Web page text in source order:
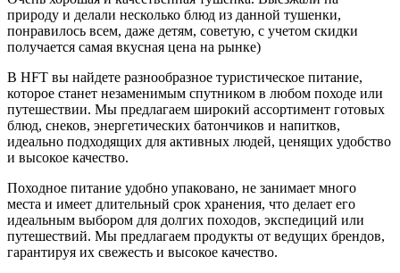
природу и делали несколько блюд из данной тушенки,
понравилось всем, даже детям, советую, с учетом скидки
получается самая вкусная цена на рынке)
В HFT вы найдете разнообразное туристическое питание,
которое станет незаменимым спутником в любом походе или
путешествии. Мы предлагаем широкий ассортимент готовых
блюд, снеков, энергетических батончиков и напитков,
идеально подходящих для активных людей, ценящих удобство
и высокое качество.
Походное питание удобно упаковано, не занимает много
места и имеет длительный срок хранения, что делает его
идеальным выбором для долгих походов, экспедиций или
путешествий. Мы предлагаем продукты от ведущих брендов,
гарантируя их свежесть и высокое качество.